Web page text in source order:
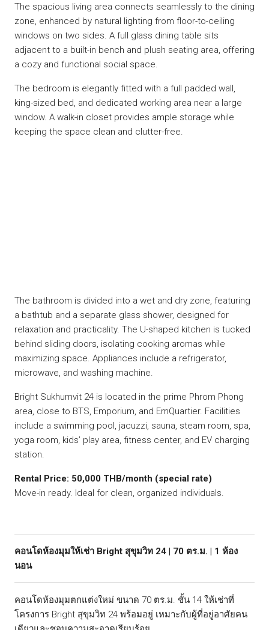
The spacious living area connects seamlessly to the dining
zone, enhanced by natural lighting from floor-to-ceiling
windows on two sides. A full glass dining table sits
adjacent to a built-in bench and plush seating area, offering
a cozy and functional social space.
The bedroom is elegantly fitted with a full padded wall,
king-sized bed, and dedicated working area near a large
window. A walk-in closet provides ample storage while
keeping the space clean and clutter-free.
The bathroom is divided into a wet and dry zone, featuring
a bathtub and a separate glass shower, designed for
relaxation and practicality. The U-shaped kitchen is tucked
behind sliding doors, isolating cooking aromas while
maximizing space. Appliances include a refrigerator,
microwave, and washing machine.
Bright Sukhumvit 24 is located in the prime Phrom Phong
area, close to BTS, Emporium, and EmQuartier. Facilities
include a swimming pool, jacuzzi, sauna, steam room, spa,
yoga room, kids’ play area, fitness center, and EV charging
station.
Rental Price: 50,000 THB/month (special rate)
Move-in ready. Ideal for clean, organized individuals.
คอนโดห้องมุมให้เช่า Bright สุขุมวิท 24 | 70 ตร.ม. | 1 ห้อง
นอน
คอนโดห้องมุมตกแต่งใหม่ ขนาด 70 ตร.ม. ชั้น 14 ให้เช่าที่
โครงการ Bright สุขุมวิท 24 พร้อมอยู่ เหมาะกับผู้ที่อยู่อาศัยคน